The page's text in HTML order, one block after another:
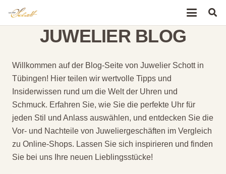
JUWELIER BLOG
Willkommen auf der Blog-Seite von Juwelier Schott in
Tübingen! Hier teilen wir wertvolle Tipps und
Insiderwissen rund um die Welt der Uhren und
Schmuck. Erfahren Sie, wie Sie die perfekte Uhr für
jeden Stil und Anlass auswählen, und entdecken Sie die
Vor- und Nachteile von Juweliergeschäften im Vergleich
zu Online-Shops. Lassen Sie sich inspirieren und finden
Sie bei uns Ihre neuen Lieblingsstücke!